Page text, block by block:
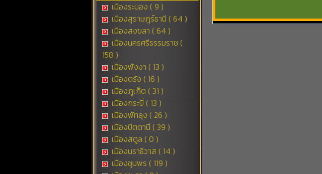
เมืองระนอง ( 9 )
เมืองสุราษฎร์ธานี ( 64 )
เมืองสงขลา ( 64 )
เมืองนครศรีธรรมราช (
158 )
เมืองพังงา ( 13 )
เมืองตรัง ( 16 )
เมืองภูเก็ต ( 31 )
เมืองกระบี่ ( 13 )
เมืองพัทลุง ( 26 )
เมืองปัตตานี ( 39 )
เมืองสตูล ( 0 )
เมืองนราธิวาส ( 14 )
เมืองชุมพร ( 119 )